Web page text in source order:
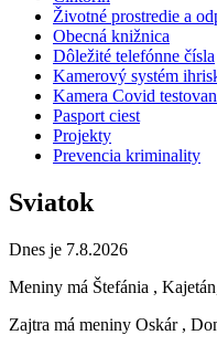
Životné prostredie a
Obecná knižnica
Dôležité telefónne čísla
Kamerový systém
Kamera Covid
Pasport ciest
Projekty
Prevencia kriminality
Sviatok
Dnes je 7.8.2026
Meniny má Štefánia ,
Zajtra má meniny Oskár ,